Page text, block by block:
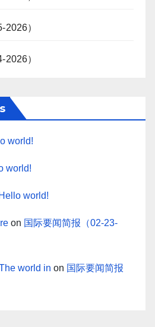
2026）
2026）
world!
world!
Hello world!
on 国际要闻简报（02-23-
world in on 国际要闻简报